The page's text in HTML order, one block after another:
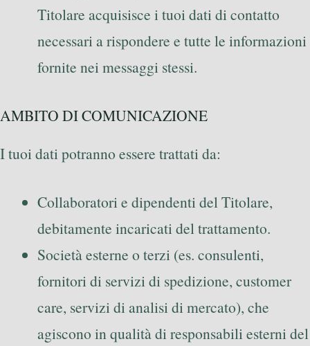
Titolare acquisisce i tuoi dati di contatto
necessari a rispondere e tutte le informazioni
fornite nei messaggi stessi.
AMBITO DI COMUNICAZIONE
I tuoi dati potranno essere trattati da:
Collaboratori e dipendenti del Titolare,
debitamente incaricati del trattamento.
Società esterne o terzi (es. consulenti,
fornitori di servizi di spedizione, customer
care, servizi di analisi di mercato), che
agiscono in qualità di responsabili esterni del